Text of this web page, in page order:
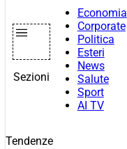
Sezioni
Economia
Corporate
Politica
Esteri
News
Salute
Sport
AI TV
Tendenze